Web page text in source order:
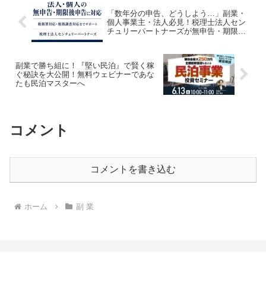
「数年分の申告、どうしよう…」副業・
個人事業主・法人必見！税理士法人セン
チュリーパートナーズが無申告・期限後
副業で勝ち組に！『堅い民泊』で賢く稼
ぐ秘訣を大公開！無料ウェビナーであな
たも民泊マスターへ
コメント
コメントを書き込む
ホーム 副 業